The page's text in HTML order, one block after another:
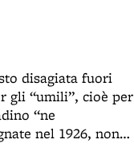
disagiata fuori
gli “umili”, cioè per
“ne
nel 1926, non
periferiche